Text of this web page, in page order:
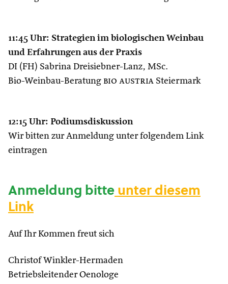
11:45 Uhr: Strategien im biologischen Weinbau
und Erfahrungen aus der Praxis
DI (FH) Sabrina Dreisiebner-Lanz, MSc.
Bio-Weinbau-Beratung bio austria Steiermark
12:15 Uhr: Podiumsdiskussion
Wir bitten zur Anmeldung unter folgendem Link
eintragen
Anmeldung bitteunter diesem
Link
Auf Ihr Kommen freut sich
Christof Winkler-Hermaden
Betriebsleitender Oenologe